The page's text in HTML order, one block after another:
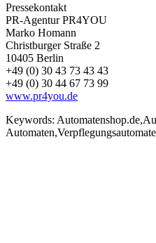
Pressekontakt
PR-Agentur PR4YOU
Marko Homann
Christburger Straße 2
10405 Berlin
+49 (0) 30 43 73 43 43
+49 (0) 30 44 67 73 99
www.pr4you.de
Keywords: